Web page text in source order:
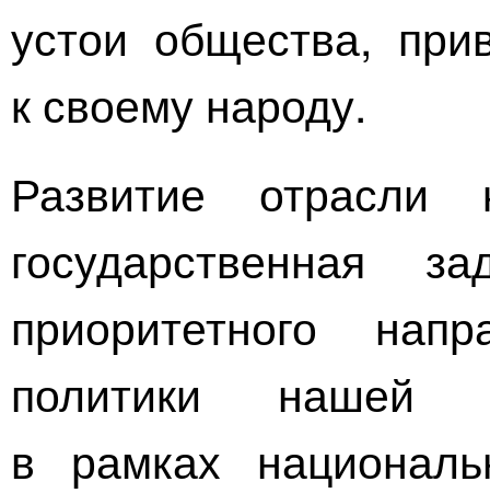
устои общества,
к своему народу.
Развитие
государственная
приоритетного
политики нашей
в рамках